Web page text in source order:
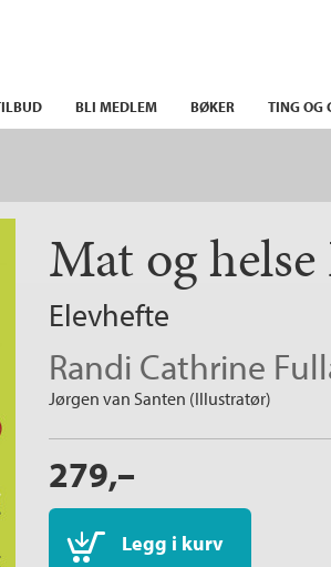
BLI MEDLEM BØKER TING OG
Mat og
Elevhefte
Randi Cathrine
Jørgen van Santen (Illustratør)
279,–
Legg i kurv